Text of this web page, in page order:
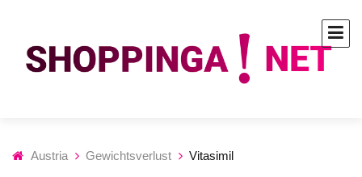
Austria Gewichtsverlust Vitasimil